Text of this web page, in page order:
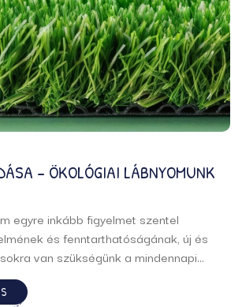
– ÖKOLÓGIAI LÁBNYOMUNK
egyre inkább figyelmet szentel
és fenntarthatóságának, új és
van szükségünk a mindennapi
ilyen terület, ahol jelentős
a kertészkedés és a kertek